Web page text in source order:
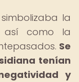
la
así como la
Se
tenían
y